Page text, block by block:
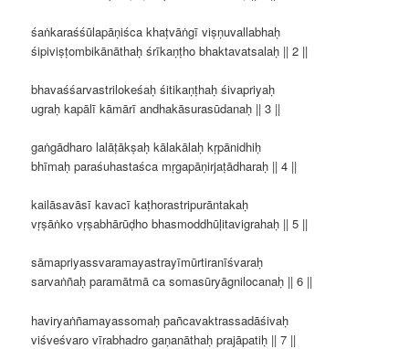
śaṅkaraśśūlapāṇiśca khaṭvāṅgī viṣṇuvallabhaḥ
śipiviṣṭombikānāthaḥ śrīkaṇṭho bhaktavatsalaḥ || 2 ||
bhavaśśarvastrilokeśaḥ śitikaṇṭhaḥ śivapriyaḥ
ugraḥ kapālī kāmārī andhakāsurasūdanaḥ || 3 ||
gaṅgādharo lalāṭākṣaḥ kālakālaḥ kṛpānidhiḥ
bhīmaḥ paraśuhastaśca mṛgapāṇirjaṭādharaḥ || 4 ||
kailāsavāsī kavacī kaṭhorastripurāntakaḥ
vṛṣāṅko vṛṣabhārūḍho bhasmoddhūḷitavigrahaḥ || 5 ||
sāmapriyassvaramayastrayīmūrtiranīśvaraḥ
sarvaṅñaḥ paramātmā ca somasūryāgnilocanaḥ || 6 ||
haviryaṅñamayassomaḥ pañcavaktrassadāśivaḥ
viśveśvaro vīrabhadro gaṇanāthaḥ prajāpatiḥ || 7 ||